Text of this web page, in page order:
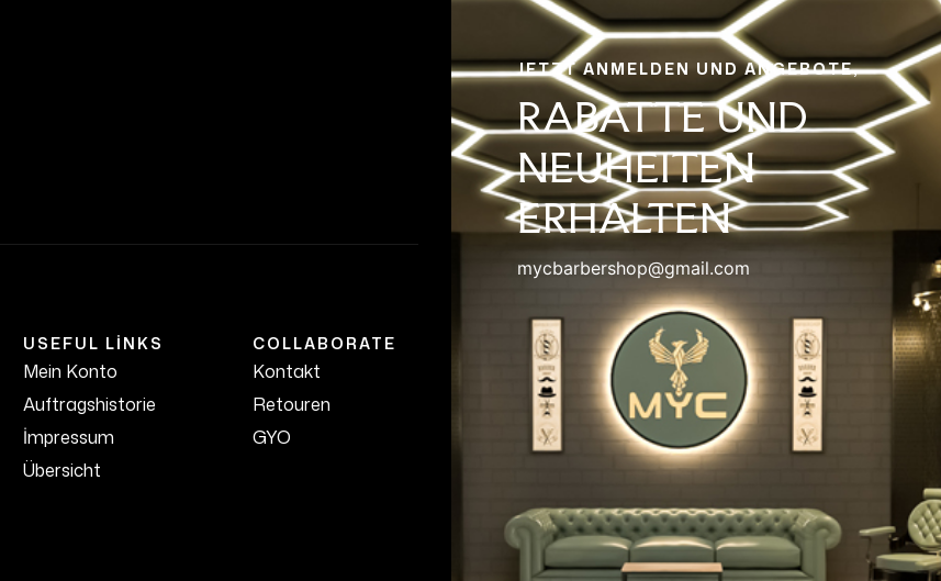
USEFUL LINKS
Mein Konto
Auftragshistorie
İmpressum
Übersicht
COLLABORATE
Kontakt
Retouren
GYO
JETZT ANMELDEN UND ANGEBOTE,
RABATTE UND
NEUHEITEN
ERHALTEN
mycbarbershop@gmail.com